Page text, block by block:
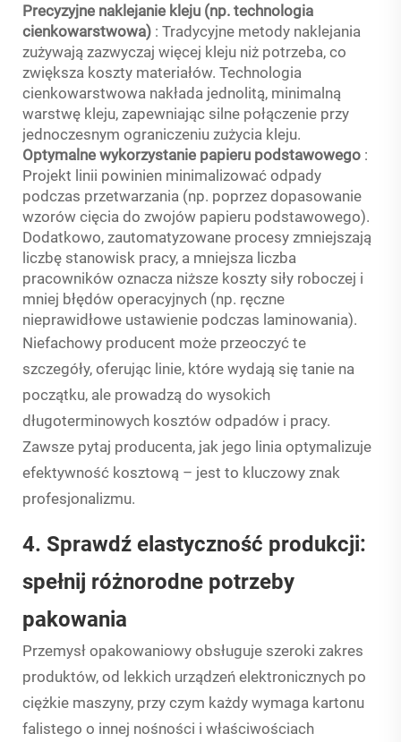
Precyzyjne naklejanie kleju (np. technologia
cienkowarstwowa) : Tradycyjne metody naklejania
zużywają zazwyczaj więcej kleju niż potrzeba, co
zwiększa koszty materiałów. Technologia
cienkowarstwowa nakłada jednolitą, minimalną
warstwę kleju, zapewniając silne połączenie przy
jednoczesnym ograniczeniu zużycia kleju.
Optymalne wykorzystanie papieru podstawowego :
Projekt linii powinien minimalizować odpady
podczas przetwarzania (np. poprzez dopasowanie
wzorów cięcia do zwojów papieru podstawowego).
Dodatkowo, zautomatyzowane procesy zmniejszają
liczbę stanowisk pracy, a mniejsza liczba
pracowników oznacza niższe koszty siły roboczej i
mniej błędów operacyjnych (np. ręczne
nieprawidłowe ustawienie podczas laminowania).
Niefachowy producent może przeoczyć te
szczegóły, oferując linie, które wydają się tanie na
początku, ale prowadzą do wysokich
długoterminowych kosztów odpadów i pracy.
Zawsze pytaj producenta, jak jego linia optymalizuje
efektywność kosztową – jest to kluczowy znak
profesjonalizmu.
4. Sprawdź elastyczność produkcji:
spełnij różnorodne potrzeby
pakowania
Przemysł opakowaniowy obsługuje szeroki zakres
produktów, od lekkich urządzeń elektronicznych po
ciężkie maszyny, przy czym każdy wymaga kartonu
falistego o innej nośności i właściwościach